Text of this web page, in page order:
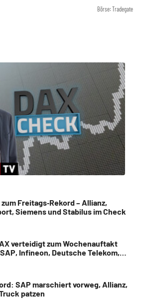
Börse: Tradegate
Freitags‑Rekord – Allianz,
Siemens und Stabilus im Check
verteidigt zum Wochenauftakt
Infineon, Deutsche Telekom,
SAP marschiert vorweg, Allianz,
patzen